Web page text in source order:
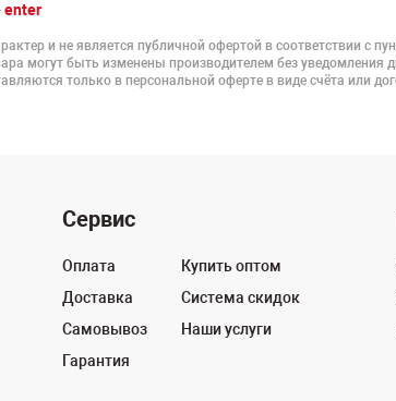
enter
и не является публичной офертой в соответствии с
могут быть изменены производителем без
только в персональной оферте в виде счёта или
Сервис
Оплата
Доставка
Самовывоз
Гарантия
Купить оптом
Система скидок
Наши услуги